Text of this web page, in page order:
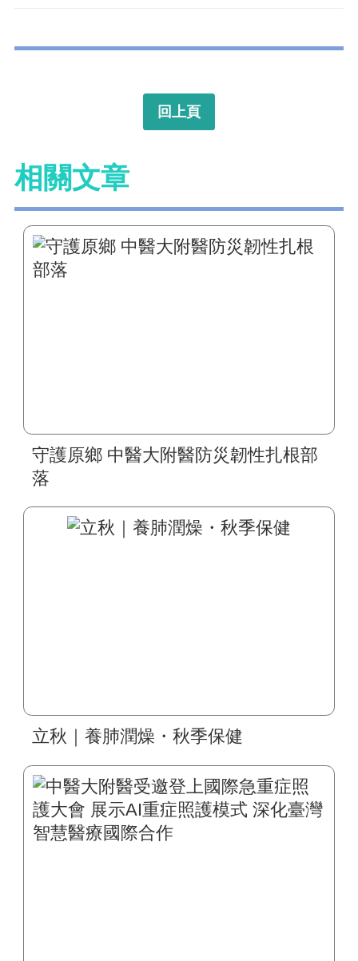
回上頁
相關文章
守護原鄉 中醫大附醫防災韌性扎根部
落
立秋｜養肺潤燥・秋季保健